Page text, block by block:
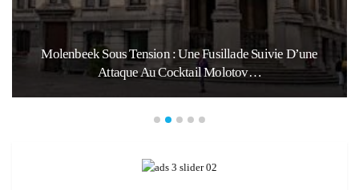
Molenbeek Sous Tension : Une Fusillade Suivie D’une
Attaque Au Cocktail Molotov…